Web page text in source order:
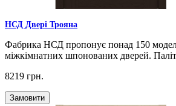
НСД Двері Трояна
Фабрика НСД пропонує понад 150
міжкімнатних шпонованих дверей.
8219 грн.
Замовити